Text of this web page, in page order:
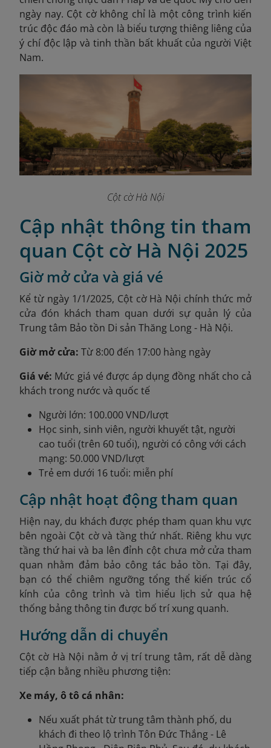
ngày nay. Cột cờ không chỉ là một công trình kiến
trúc độc đáo mà còn là biểu tượng thiêng liêng của
ý chí độc lập và tinh thần bất khuất của người Việt
Nam.
Cột cờ Hà Nội
Cập nhật thông tin tham
quan Cột cờ Hà Nội 2025
Giờ mở cửa và giá vé
Kể từ ngày 1/1/2025, Cột cờ Hà Nội chính thức mở
cửa đón khách tham quan dưới sự quản lý của
Trung tâm Bảo tồn Di sản Thăng Long - Hà Nội.
Giờ mở cửa: Từ 8:00 đến 17:00 hàng ngày
Giá vé: Mức giá vé được áp dụng đồng nhất cho cả
khách trong nước và quốc tế
Người lớn: 100.000 VND/lượt
Học sinh, sinh viên, người khuyết tật, người
cao tuổi (trên 60 tuổi), người có công với cách
mạng: 50.000 VND/lượt
Trẻ em dưới 16 tuổi: miễn phí
Cập nhật hoạt động tham quan
Hiện nay, du khách được phép tham quan khu vực
bên ngoài Cột cờ và tầng thứ nhất. Riêng khu vực
tầng thứ hai và ba lên đỉnh cột chưa mở cửa tham
quan nhằm đảm bảo công tác bảo tồn. Tại đây,
bạn có thể chiêm ngưỡng tổng thể kiến trúc cổ
kính của công trình và tìm hiểu lịch sử qua hệ
thống bảng thông tin được bố trí xung quanh.
Hướng dẫn di chuyển
Cột cờ Hà Nội nằm ở vị trí trung tâm, rất dễ dàng
tiếp cận bằng nhiều phương tiện:
Xe máy, ô tô cá nhân:
Nếu xuất phát từ trung tâm thành phố, du
khách đi theo lộ trình Tôn Đức Thắng - Lê